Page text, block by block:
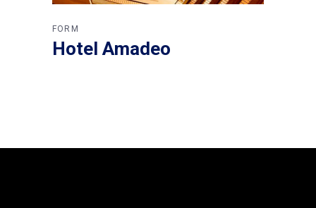
FORM
Hotel Amadeo